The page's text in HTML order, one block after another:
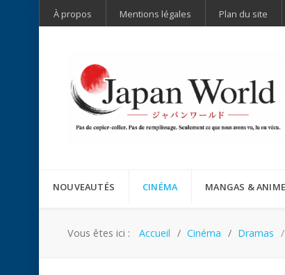
À propos Mentions légales Plan du site
NOUVEAUTÉS CINÉMA MANGAS &
Vous êtes ici : Accueil Cinéma Dramas